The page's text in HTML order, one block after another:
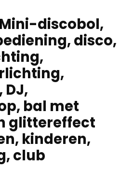
discobol,
disco,
bal met
glittereffect
kinderen,
club